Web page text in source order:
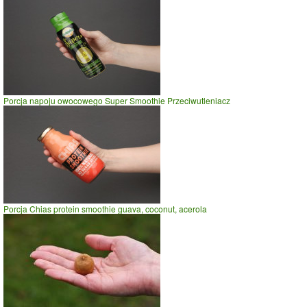
Porcja napoju owocowego Super Smoothie Przeciwutleniacz
Porcja Chias protein smoothie guava, coconut, acerola